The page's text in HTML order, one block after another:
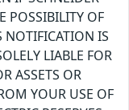
POSSIBILITY OF
NOTIFICATION IS
LIABLE FOR
ASSETS OR
YOUR USE OF